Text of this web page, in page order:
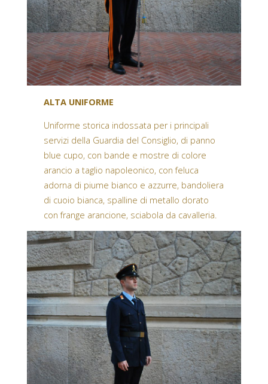
ALTA UNIFORME
Uniforme storica indossata per i principali
servizi della Guardia del Consiglio, di panno
blue cupo, con bande e mostre di colore
arancio a taglio napoleonico, con feluca
adorna di piume bianco e azzurre, bandoliera
di cuoio bianca, spalline di metallo dorato
con frange arancione, sciabola da cavalleria.